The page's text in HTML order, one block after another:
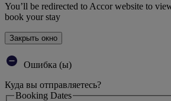
You’ll be redirected to Accor website to
book your stay
Закрыть окно
Ошибка (ы)
Куда вы отправляетесь?
Booking Dates